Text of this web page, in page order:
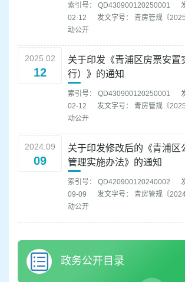
索引号： QD430900120250001
02-12
发文字号： 青房管规〔
动公开
2025.02
12
关于印发《青浦区房票安置
行）》的通知
索引号： QD430900120250001
02-12
发文字号： 青房管规〔
动公开
2024.09
09
关于印发修改后的《青浦区
管理实施办法》的通知
索引号： QD420900120240002
09-09
发文字号： 青房管规〔
动公开
政务公开目录